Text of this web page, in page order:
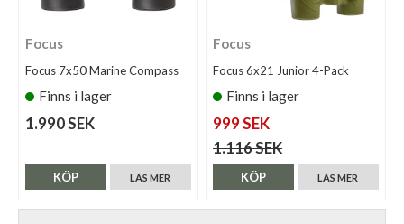
Focus
Focus 7x50 Marine Compass
Finns i lager
1.990 SEK
LÄS MER
KÖP
Focus
Focus 6x21 Junior 4-Pack
Finns i lager
999 SEK
1.116 SEK
LÄS MER
KÖP